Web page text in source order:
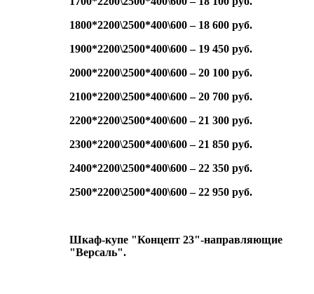
1800*2200\2500*400\600 – 18 600 руб.
1900*2200\2500*400\600 – 19 450 руб.
2000*2200\2500*400\600 – 20 100 руб.
2100*2200\2500*400\600 – 20 700 руб.
2200*2200\2500*400\600 – 21 300 руб.
2300*2200\2500*400\600 – 21 850 руб.
2400*2200\2500*400\600 – 22 350 руб.
2500*2200\2500*400\600 – 22 950 руб.
Шкаф-купе "Концепт 23"-направляющие
"Версаль".